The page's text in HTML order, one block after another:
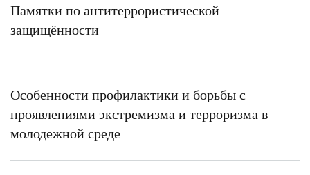
Памятки по антитеррористической
защищённости
Особенности профилактики и борьбы с
проявлениями экстремизма и терроризма в
молодежной среде